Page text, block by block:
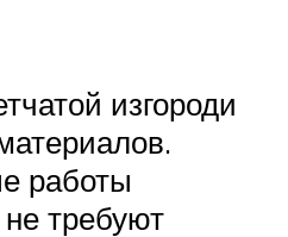
изгороди
работы
требуют